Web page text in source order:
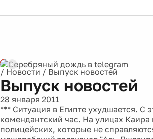
/ Новости / Выпуск новостей
Выпуск новостей
28 января 2011
*** Ситуация в Египте ухудшается. С
комендантский час. На улицах
полицейских, которые не